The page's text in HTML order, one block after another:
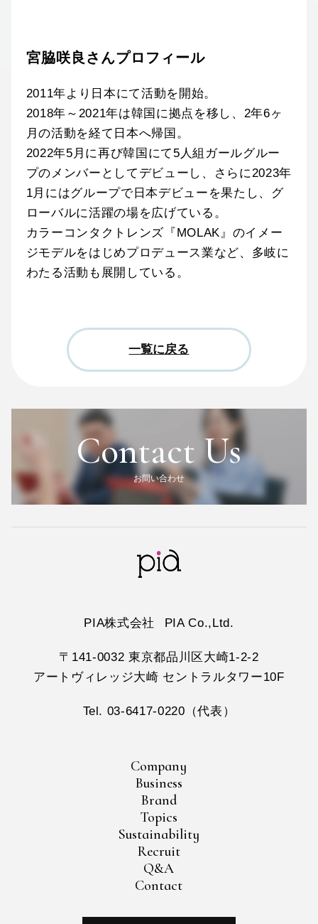
宮脇咲良さんプロフィール
2011年より日本にて活動を開始。
2018年～2021年は韓国に拠点を移し、2年6ヶ
月の活動を経て日本へ帰国。
2022年5月に再び韓国にて5人組ガールグルー
プのメンバーとしてデビューし、さらに2023年
1月にはグループで日本デビューを果たし、グ
ローバルに活躍の場を広げている。
カラーコンタクトレンズ『MOLAK』のイメー
ジモデルをはじめプロデュース業など、多岐に
わたる活動も展開している。
一覧に戻る
Contact Us
お問い合わせ
PIA株式会社 PIA Co.,Ltd.
〒141-0032 東京都品川区大崎1-2-2
アートヴィレッジ大崎 セントラルタワー10F
Tel. 03-6417-0220（代表）
Company
Business
Brand
Topics
Sustainability
Recruit
Q&A
Contact